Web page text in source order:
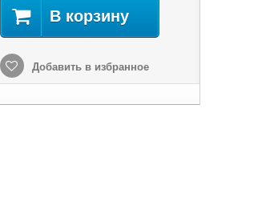
В корзину
Добавить в избранное